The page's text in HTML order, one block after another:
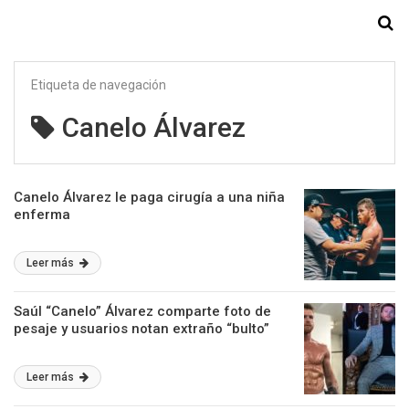
Etiqueta de navegación
Canelo Álvarez
Canelo Álvarez le paga cirugía a una niña
enferma
Leer más
Saúl “Canelo” Álvarez comparte foto de
pesaje y usuarios notan extraño “bulto”
Leer más